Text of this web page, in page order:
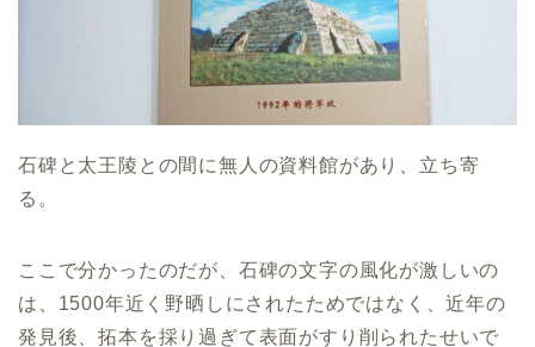
石碑と太王陵との間に無人の資料館があり、立ち寄
る。
ここで分かったのだが、石碑の文字の風化が激しいの
は、1500年近く野晒しにされたためではなく、近年の
発見後、拓本を採り過ぎて表面がすり削られたせいで